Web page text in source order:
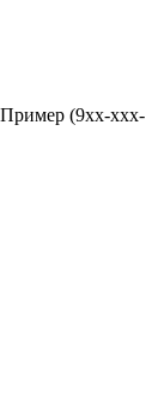
(9хх-ххх-